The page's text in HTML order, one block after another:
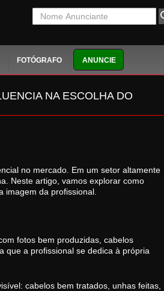
FOTÓGRAFO ANUNCIE
NA ESCOLHA DO
no mercado. Em um setor altamente
Neste artigo, vamos explorar como
imagem da profissional.
fotos bem produzidas, cabelos
que a profissional se dedica à própria
cabelos bem tratados, unhas feitas,